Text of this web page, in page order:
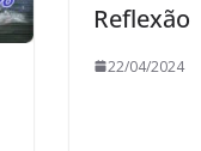
Reflexão
22/04/2024